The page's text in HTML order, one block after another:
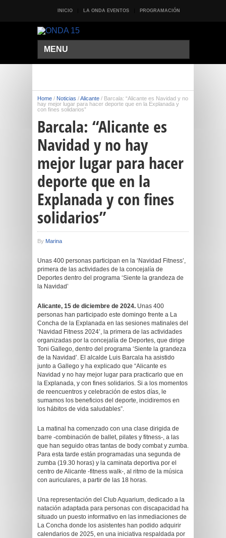
INICIO LA ONDA EVENTOS PROGRAMACIÓN
MENU
Home / Noticias /Alicante / Barcala: “Alicante es Navidad y no
hay mejor lugar para hacer deporte que en la Explanada y
con fines solidarios”
Barcala: “Alicante es
Navidad y no hay
mejor lugar para hacer
deporte que en la
Explanada y con fines
solidarios”
By Marina
Unas 400 personas participan en la ‘Navidad Fitness’,
primera de las actividades de la concejalía de
Deportes dentro del programa ‘Siente la grandeza de
la Navidad’
Alicante, 15 de diciembre de 2024. Unas 400
personas han participado este domingo frente a La
Concha de la Explanada en las sesiones matinales del
‘Navidad Fitness 2024’, la primera de las actividades
organizadas por la concejalía de Deportes, que dirige
Toni Gallego, dentro del programa ‘Siente la grandeza
de la Navidad’. El alcalde Luis Barcala ha asistido
junto a Gallego y ha explicado que “Alicante es
Navidad y no hay mejor lugar para practicarlo que en
la Explanada, y con fines solidarios. Si a los momentos
de reencuentros y celebración de estos días, le
sumamos los beneficios del deporte, incidiremos en
los hábitos de vida saludables”.
La matinal ha comenzado con una clase dirigida de
barre -combinación de ballet, pilates y fitness-, a las
que han seguido otras tantas de body combat y zumba.
Para esta tarde están programadas una segunda de
zumba (19.30 horas) y la caminata deportiva por el
centro de Alicante -fitness walk-, al ritmo de la música
con auriculares, a partir de las 18 horas.
Una representación del Club Aquarium, dedicado a la
natación adaptada para personas con discapacidad ha
situado un puesto informativo en las inmediaciones de
La Concha donde los asistentes han podido adquirir
calendarios de 2025, en una iniciativa respaldada por